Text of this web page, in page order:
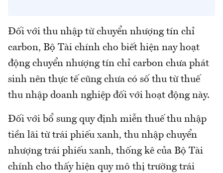
Đối với thu nhập từ chuyển nhượng tín chỉ
carbon, Bộ Tài chính cho biết hiện nay hoạt
động chuyển nhượng tín chỉ carbon chưa phát
sinh nên thực tế cũng chưa có số thu từ thuế
thu nhập doanh nghiệp đối với hoạt động này.
Đối với bổ sung quy định miễn thuế thu nhập
tiền lãi từ trái phiếu xanh, thu nhập chuyển
nhượng trái phiếu xanh, thống kê của Bộ Tài
chính cho thấy hiện quy mô thị trường trái